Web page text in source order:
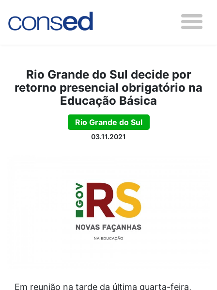
Rio Grande do Sul decide por
retorno presencial obrigatório na
Educação Básica
Rio Grande do Sul
03.11.2021
Em reunião na tarde da última quarta-feira,